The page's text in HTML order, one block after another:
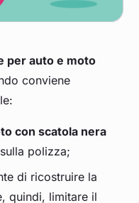
per auto e moto
conviene
con scatola nera
polizza;
di ricostruire la
quindi, limitare il